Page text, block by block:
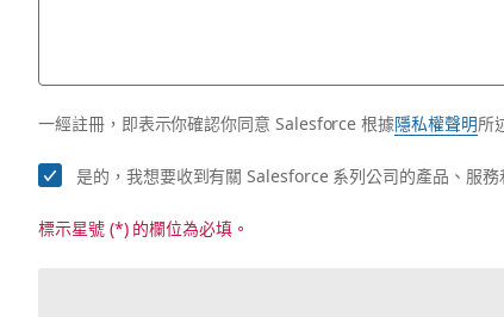
一經註冊，即表示你確認你同意 Salesforce 根據隱私權聲明所
是的，我想要收到有關 Salesforce 系列公司的產品、服
標示星號 (*) 的欄位為必填。